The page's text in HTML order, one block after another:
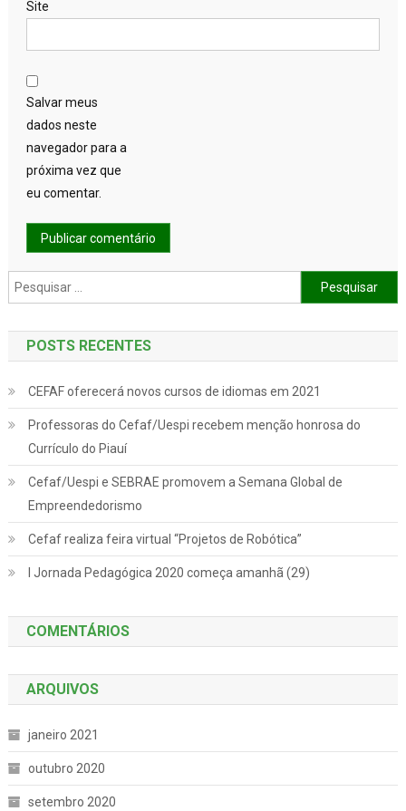
Site
Salvar meus
dados neste
navegador para a
próxima vez que
eu comentar.
Pesquisar por:
POSTS RECENTES
CEFAF oferecerá novos cursos de idiomas em 2021
Professoras do Cefaf/Uespi recebem menção honrosa do
Currículo do Piauí
Cefaf/Uespi e SEBRAE promovem a Semana Global de
Empreendedorismo
Cefaf realiza feira virtual “Projetos de Robótica”
I Jornada Pedagógica 2020 começa amanhã (29)
COMENTÁRIOS
ARQUIVOS
janeiro 2021
outubro 2020
setembro 2020